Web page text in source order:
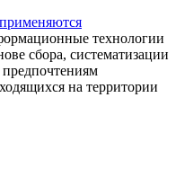
применяются
технологии
сбора, систематизации
на территории